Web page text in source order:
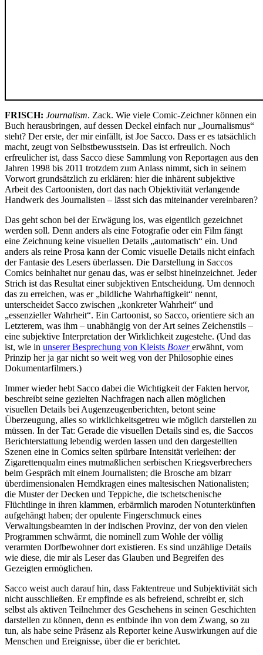
FRISCH: Journalism. Zack. Wie viele Comic-Zeichner können ein
Buch herausbringen, auf dessen Deckel einfach nur „Journalismus“
steht? Der erste, der mir einfällt, ist Joe Sacco. Dass er es tatsächlich
macht, zeugt von Selbstbewusstsein. Das ist erfreulich. Noch
erfreulicher ist, dass Sacco diese Sammlung von Reportagen aus den
Jahren 1998 bis 2011 trotzdem zum Anlass nimmt, sich in seinem
Vorwort grundsätzlich zu erklären: hier die inhärent subjektive
Arbeit des Cartoonisten, dort das nach Objektivität verlangende
Handwerk des Journalisten – lässt sich das miteinander vereinbaren?
Das geht schon bei der Erwägung los, was eigentlich gezeichnet
werden soll. Denn anders als eine Fotografie oder ein Film fängt
eine Zeichnung keine visuellen Details „automatisch“ ein. Und
anders als reine Prosa kann der Comic visuelle Details nicht einfach
der Fantasie des Lesers überlassen. Die Darstellung in Saccos
Comics beinhaltet nur genau das, was er selbst hineinzeichnet. Jeder
Strich ist das Resultat einer subjektiven Entscheidung. Um dennoch
das zu erreichen, was er „bildliche Wahrhaftigkeit“ nennt,
unterscheidet Sacco zwischen „konkreter Wahrheit“ und
„essenzieller Wahrheit“. Ein Cartoonist, so Sacco, orientiere sich an
Letzterem, was ihm – unabhängig von der Art seines Zeichenstils –
eine subjektive Interpretation der Wirklichkeit zugestehe. (Und das
ist, wie in unserer Besprechung von Kleists Boxer erwähnt, vom
Prinzip her ja gar nicht so weit weg von der Philosophie eines
Dokumentarfilmers.)
Immer wieder hebt Sacco dabei die Wichtigkeit der Fakten hervor,
beschreibt seine gezielten Nachfragen nach allen möglichen
visuellen Details bei Augenzeugenberichten, betont seine
Überzeugung, alles so wirklichkeitsgetreu wie möglich darstellen zu
müssen. In der Tat: Gerade die visuellen Details sind es, die Saccos
Berichterstattung lebendig werden lassen und den dargestellten
Szenen eine in Comics selten spürbare Intensität verleihen: der
Zigarettenqualm eines mutmaßlichen serbischen Kriegsverbrechers
beim Gespräch mit einem Journalisten; die Brosche am bizarr
überdimensionalen Hemdkragen eines maltesischen Nationalisten;
die Muster der Decken und Teppiche, die tschetschenische
Flüchtlinge in ihren klammen, erbärmlich maroden Notunterkünften
aufgehängt haben; der opulente Fingerschmuck eines
Verwaltungsbeamten in der indischen Provinz, der von den vielen
Programmen schwärmt, die nominell zum Wohle der völlig
verarmten Dorfbewohner dort existieren. Es sind unzählige Details
wie diese, die mir als Leser das Glauben und Begreifen des
Gezeigten ermöglichen.
Sacco weist auch darauf hin, dass Faktentreue und Subjektivität sich
nicht ausschließen. Er empfinde es als befreiend, schreibt er, sich
selbst als aktiven Teilnehmer des Geschehens in seinen Geschichten
darstellen zu können, denn es entbinde ihn von dem Zwang, so zu
tun, als habe seine Präsenz als Reporter keine Auswirkungen auf die
Menschen und Ereignisse, über die er berichtet.